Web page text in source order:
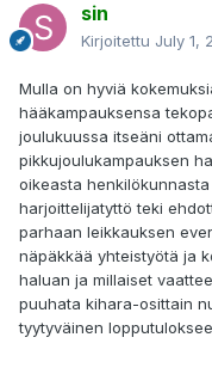
sin
Kirjoitettu July 1,
Mulla on hyviä
hääkampauksensa
joulukuussa itseäni
pikkujoulukampauksen
oikeasta
harjoittelijatyttö teki
parhaan leikkauksen
näpäkkää yhteistyötä ja
haluan ja millaiset
puuhata kihara-osittain
tyytyväinen